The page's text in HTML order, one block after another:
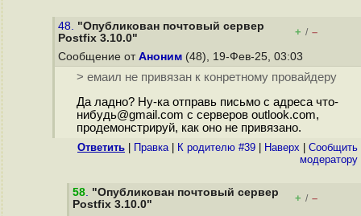
48. "Опубликован почтовый сервер
Postfix 3.10.0"
+ / –
Сообщение от Аноним (48), 19-Фев-25, 03:03
> емаил не привязан к конретному провайдеру
Да ладно? Ну-ка отправь письмо с адреса что-
нибудь@gmail.com с серверов outlook.com,
продемонстрируй, как оно не привязано.
Ответить Правка| К родителю #39 Наверх
Cообщить
модератору
58. "Опубликован почтовый сервер
Postfix 3.10.0"
+ / –